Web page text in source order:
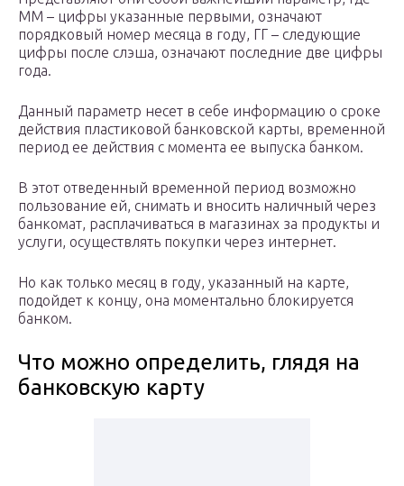
ММ – цифры указанные первыми, означают
порядковый номер месяца в году, ГГ – следующие
цифры после слэша, означают последние две цифры
года.
Данный параметр несет в себе информацию о сроке
действия пластиковой банковской карты, временной
период ее действия с момента ее выпуска банком.
В этот отведенный временной период возможно
пользование ей, снимать и вносить наличный через
банкомат, расплачиваться в магазинах за продукты и
услуги, осуществлять покупки через интернет.
Но как только месяц в году, указанный на карте,
подойдет к концу, она моментально блокируется
банком.
Что можно определить, глядя на
банковскую карту